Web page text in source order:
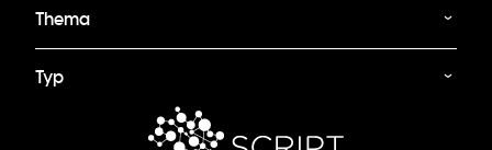
Thema
Typ